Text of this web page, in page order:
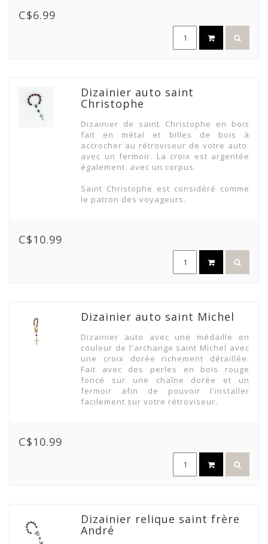
C$6.99
Dizainier auto saint
Christophe
Dizainier de saint Christophe en bois
fait en métal et billes de bois à
accrocher au rétroviseur de votre auto.
avec un fermoir. La croix est argentée
également. avec un corpus.
Saint Christophe est considéré comme
le patron des voyageurs.
C$10.99
Dizainier auto saint Michel
Dizainier auto avec une médaille en
couleur de l'archange saint Michel avec
une croix dorée richement détaillée.
Fait avec des perles en bois rouge
foncé sur une chaîne dorée et un
fermoir afin de pouvoir l'installer
facilement sur votre rétroviseur.
C$10.99
Dizainier relique saint frère
André